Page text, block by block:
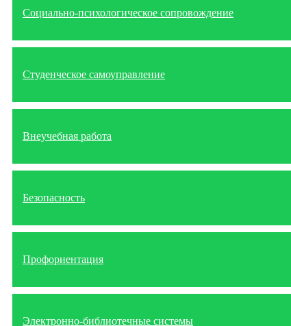
Социально-психологическое сопровождение
Студенческое самоуправление
Внеучебная работа
Безопасность
Профориентация
Электронно-библиотечные системы